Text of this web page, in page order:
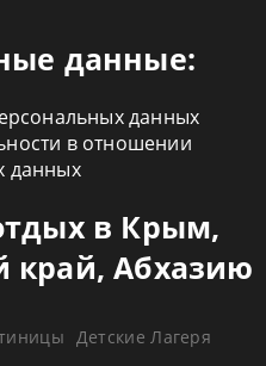
данные:
данных
в отношении
данных
в Крым,
край, Абхазию
Детские Лагеря